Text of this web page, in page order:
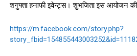
शगुफ्ता हनाफी इवेन्ट्स। शुभजिता इस आयोजन की
https://m.facebook.com/story.php?